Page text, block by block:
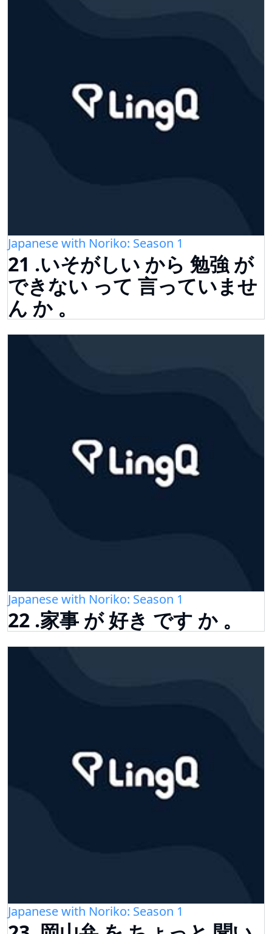
Japanese with Noriko: Season 1
21 .いそがしい から 勉強 が
できない って 言っていませ
ん か 。
Japanese with Noriko: Season 1
22 .家事 が 好き です か 。
Japanese with Noriko: Season 1